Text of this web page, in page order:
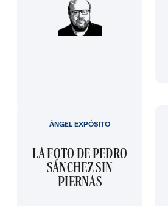
LA FOTO DE PEDRO
SÁNCHEZ SIN
PIERNAS
ÁNGEL EXPÓSITO